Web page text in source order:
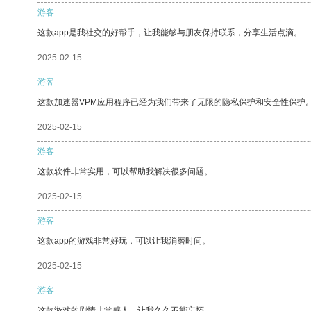
游客
这款app是我社交的好帮手，让我能够与朋友保持联系，分享生活点滴。
2025-02-15
游客
这款加速器VPM应用程序已经为我们带来了无限的隐私保护和安全性保护
2025-02-15
游客
这款软件非常实用，可以帮助我解决很多问题。
2025-02-15
游客
这款app的游戏非常好玩，可以让我消磨时间。
2025-02-15
游客